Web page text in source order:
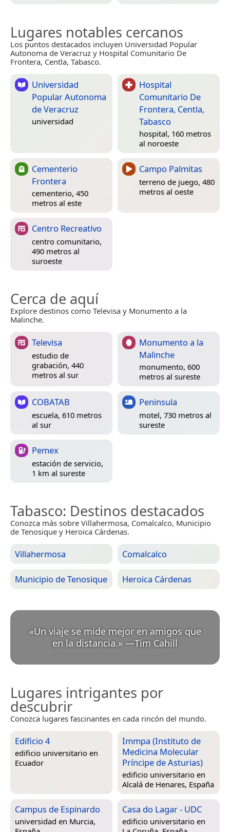
Lugares notables cercanos
Los puntos destacados incluyen Universidad Popular
Autonoma de Veracruz y Hospital Comunitario De
Frontera, Centla, Tabasco.
Universidad
Popular Autonoma
de Veracruz
universidad
Hospital
Comunitario De
Frontera, Centla,
Tabasco
hospital, 160 metros
al noroeste
Cementerio
Frontera
cementerio, 450
metros al este
Campo Palmitas
terreno de juego, 480
metros al oeste
Centro Recreativo
centro comunitario,
490 metros al
suroeste
Cerca de aquí
Explore destinos como Televisa y Monumento a la
Malinche.
Televisa
estudio de
grabación, 440
metros al sur
Monumento a la
Malinche
monumento, 600
metros al sureste
COBATAB
escuela, 610 metros
al sur
Peninsula
motel, 730 metros al
sureste
Pemex
estación de servicio,
1 km al sureste
Tabasco: Destinos destacados
Conozca más sobre Villahermosa, Comalcalco, Municipio
de Tenosique y Heroica Cárdenas.
Villahermosa Comalcalco
Municipio de Tenosique Heroica Cárdenas
«Un viaje se mide mejor en amigos que
en la distancia.» —Tim Cahill
Lugares intrigantes por
descubrir
Conozca lugares fascinantes en cada rincón del mundo.
Edificio 4
edificio universitario en
Ecuador
Immpa (Instituto de
Medicina Molecular
Príncipe de Asturias)
edificio universitario en
Alcalá de Henares, España
Campus de Espinardo
universidad en Murcia,
Casa do Lagar - UDC
edificio universitario en